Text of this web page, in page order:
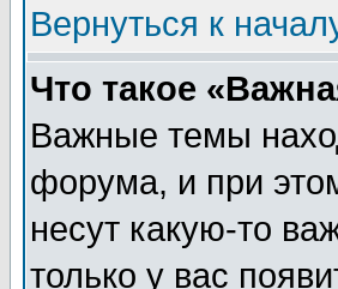
Вернуться к
Что такое
Важные темы
форума, и при
несут какую-то
только у вас